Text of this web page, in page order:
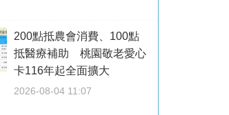
200點抵農會消費、100點
抵醫療補助 桃園敬老愛心
卡116年起全面擴大
2026-08-04 11:07